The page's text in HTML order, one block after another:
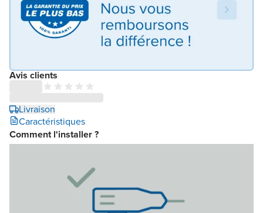
Avis clients
Livraison
Caractéristiques
Comment l'installer ?